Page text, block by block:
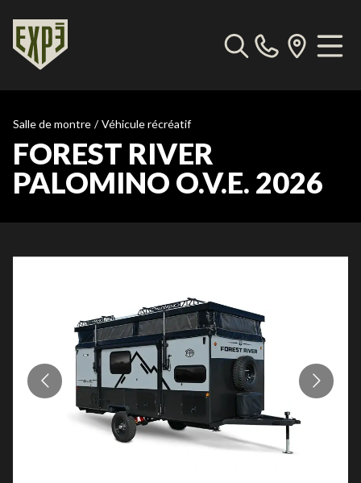
Salle de montre / Véhicule récréatif
FOREST RIVER
PALOMINO O.V.E. 2026